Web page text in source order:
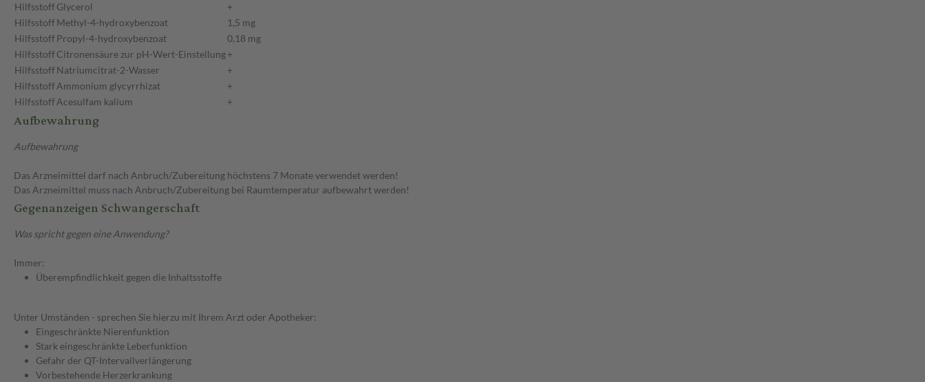
HilfsstoffGlycerol
+
HilfsstoffMethyl-4-hydroxybenzoat
1,5 mg
HilfsstoffPropyl-4-hydroxybenzoat
0,18 mg
HilfsstoffCitronensäure zur pH-Wert-Einstellung+
HilfsstoffNatriumcitrat-2-Wasser
+
HilfsstoffAmmonium glycyrrhizat
+
HilfsstoffAcesulfam kalium +
Aufbewahrung
Aufbewahrung
Das Arzneimittel darf nach Anbruch/Zubereitung höchstens 7 Monate verwendet werden!
Das Arzneimittel muss nach Anbruch/Zubereitung bei Raumtemperatur aufbewahrt werden!
Gegenanzeigen Schwangerschaft
Was spricht gegen eine Anwendung?
Immer:
Überempfindlichkeit gegen die Inhaltsstoffe
Unter Umständen - sprechen Sie hierzu mit Ihrem Arzt oder Apotheker:
Eingeschränkte Nierenfunktion
Stark eingeschränkte Leberfunktion
Gefahr der QT-Intervallverlängerung
Vorbestehende Herzerkrankung